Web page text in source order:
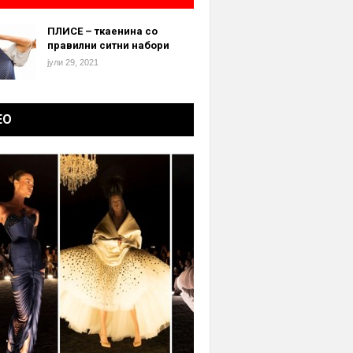
ПЛИСЕ – ткаенина со
правилни ситни набори
јули 29, 2021